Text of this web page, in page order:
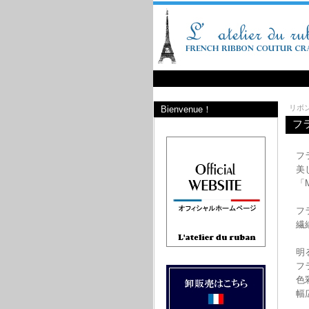
Bienvenue！ リボ
フ
フ
美
フ
繊
明
フ
色
幅